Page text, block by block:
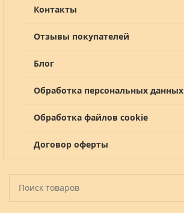
Контакты
Отзывы покупателей
Блог
Обработка персональных данных
Обработка файлов cookie
Договор оферты